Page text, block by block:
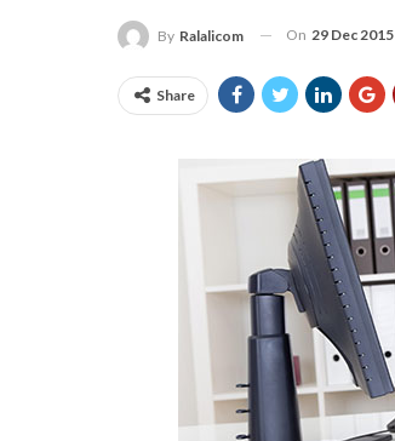
By Ralalicom On 29 Dec 2015
Share